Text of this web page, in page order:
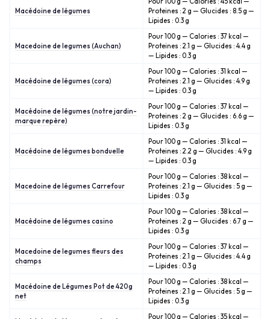
Macédoine de légumes
Proteines : 2 g — Glucides : 8.5 g —
Lipides : 0.3 g
Macedoine de legumes (Auchan)
Pour 100 g — Calories : 37 kcal —
Proteines : 2.1 g — Glucides : 4.4 g
— Lipides : 0.3 g
Macédoine de légumes (cora)
Pour 100 g — Calories : 31 kcal —
Proteines : 2.1 g — Glucides : 4.9 g
— Lipides : 0.3 g
Macédoine de légumes (notre jardin-
marque repère)
Pour 100 g — Calories : 37 kcal —
Proteines : 2 g — Glucides : 6.6 g —
Lipides : 0.3 g
Macédoine de légumes bonduelle
Pour 100 g — Calories : 31 kcal —
Proteines : 2.2 g — Glucides : 4.9 g
— Lipides : 0.3 g
Macedoine de légumes Carrefour
Pour 100 g — Calories : 38 kcal —
Proteines : 2.1 g — Glucides : 5 g —
Lipides : 0.3 g
Macédoine de légumes casino
Pour 100 g — Calories : 38 kcal —
Proteines : 2 g — Glucides : 6.7 g —
Lipides : 0.3 g
Macedoine de legumes fleurs des
champs
Pour 100 g — Calories : 37 kcal —
Proteines : 2.1 g — Glucides : 4.4 g
— Lipides : 0.3 g
Macédoine de Légumes Pot de 420g
net
Pour 100 g — Calories : 38 kcal —
Proteines : 2.1 g — Glucides : 5 g —
Lipides : 0.3 g
Pour 100 g — Calories : 35 kcal —